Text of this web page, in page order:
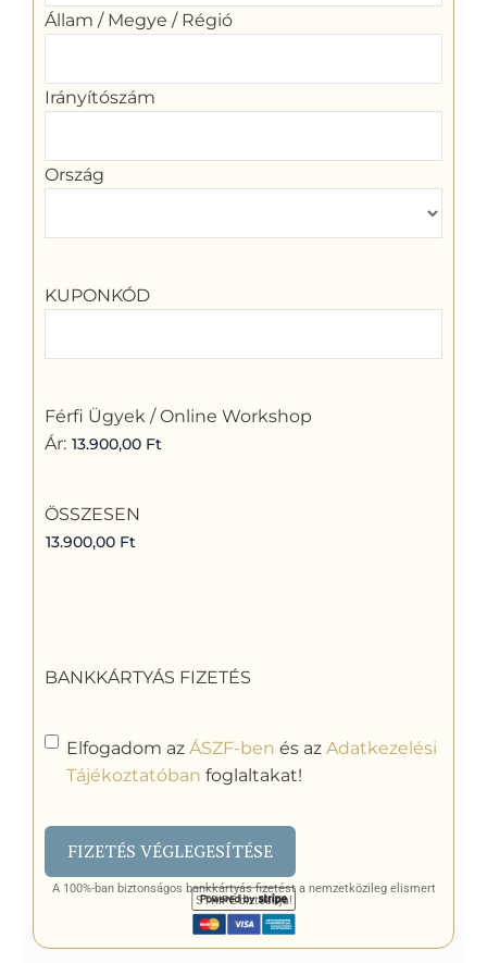
Állam / Megye / Régió
Irányítószám
Ország
KUPONKÓD
Férfi Ügyek / Online Workshop
Ár:
ÖSSZESEN
BANKKÁRTYÁS FIZETÉS
Cím
nélkül(Kötelező)
Elfogadom az ÁSZF-ben és az Adatkezelési
Tájékoztatóban foglaltakat!
A 100%-ban biztonságos bankkártyás fizetést a nemzetközileg elismert
STRIPE biztosítja!